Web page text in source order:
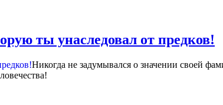
ты унаследовал от предков!
Никогда не задумывался о значении своей